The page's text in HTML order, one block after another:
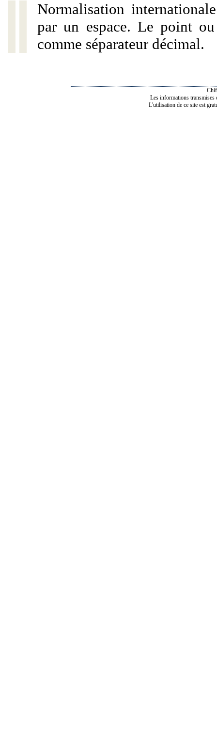
Normalisation
par un espace. Le point
comme séparateur décimal.
Les informations transmises
L'utilisation de ce site est